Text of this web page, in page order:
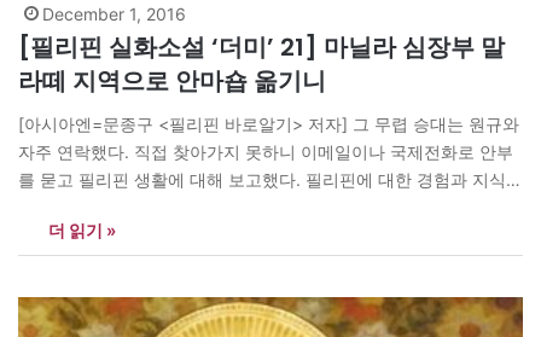
December 1, 2016
[필리핀 실화소설 ‘더미’ 21] 마닐라 심장부 말
라떼 지역으로 안마숍 옮기니
[아시아엔=문종구 <필리핀 바로알기> 저자] 그 무렵 승대는 원규와
자주 연락했다. 직접 찾아가지 못하니 이메일이나 국제전화로 안부
를 묻고 필리핀 생활에 대해 보고했다. 필리핀에 대한 경험과 지식이
가 안쓰러웠다. “그렇게 힘이 들면 한국으로 돌아오지 그래?” “아니
에요. 보통 외국에 파견되면 기본적으로 2년은 채워야…
더 읽기 »